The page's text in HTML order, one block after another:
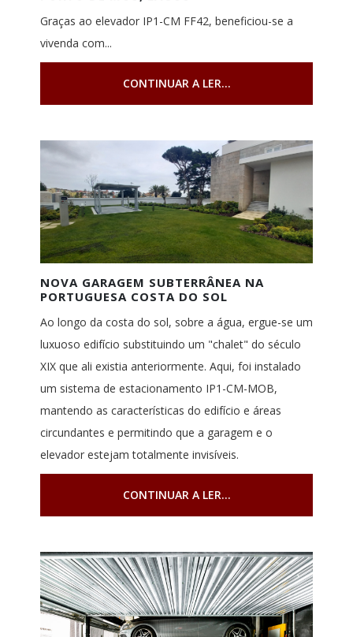
Graças ao elevador IP1-CM FF42, beneficiou-se a
vivenda com...
CONTINUAR A LER...
NOVA GARAGEM SUBTERRÂNEA NA
PORTUGUESA COSTA DO SOL
Ao longo da costa do sol, sobre a água, ergue-se um
luxuoso edifício substituindo um "chalet" do século
XIX que ali existia anteriormente. Aqui, foi instalado
um sistema de estacionamento IP1-CM-MOB,
mantendo as características do edifício e áreas
circundantes e permitindo que a garagem e o
elevador estejam totalmente invisíveis.
CONTINUAR A LER...